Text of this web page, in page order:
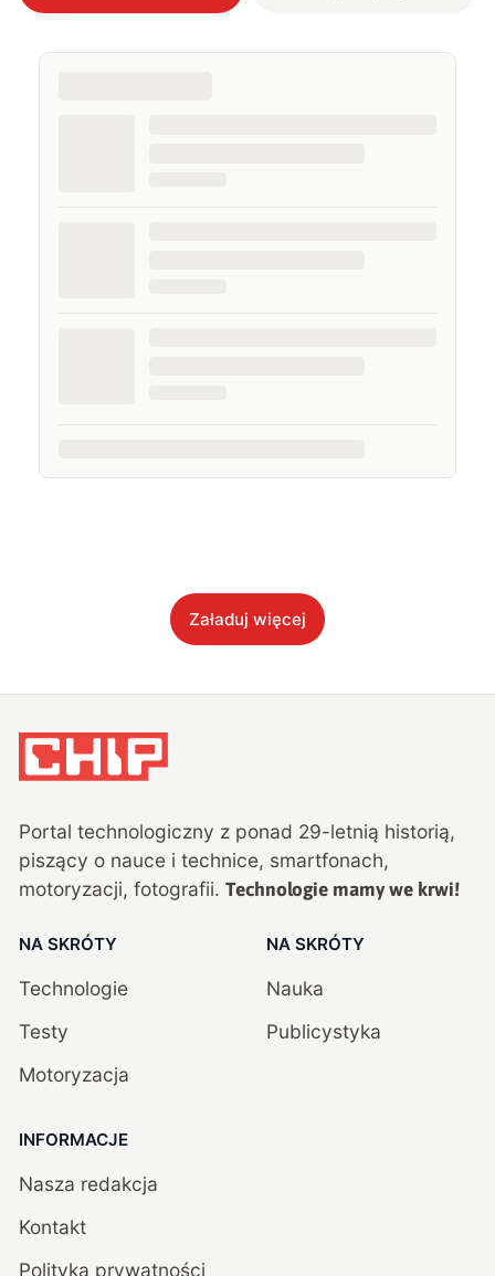
Załaduj więcej
Portal technologiczny z ponad 29-letnią historią,
piszący o nauce i technice, smartfonach,
motoryzacji, fotografii. Technologie mamy we krwi!
NA SKRÓTY
Technologie
Testy
Motoryzacja
NA SKRÓTY
Nauka
Publicystyka
INFORMACJE
Nasza redakcja
Kontakt
Polityka prywatności